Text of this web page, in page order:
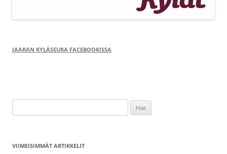
JAARAN KYLÄSEURA FACEBOOKISSA
VIIMEISIMMÄT ARTIKKELIT